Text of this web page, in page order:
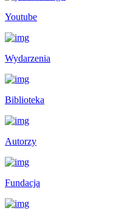
Youtube
Wydarzenia
Biblioteka
Autorzy
Fundacja